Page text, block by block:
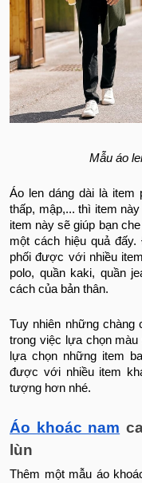
Mẫu áo
Áo len dáng dài là
thấp, mập,... thì item
item này sẽ giúp bạn
một cách hiệu quả
phối được với nhiều
polo, quần kaki, quần
cách của bản thân.
Tuy nhiên những chàng
trong việc lựa chọn
lựa chọn những item
được với nhiều item
tượng hơn nhé.
Áo khoác nam
lùn
Thêm một mẫu áo